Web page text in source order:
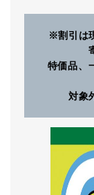
※割引は
特価品、
対象